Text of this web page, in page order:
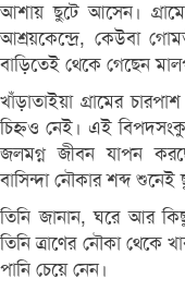
আশায় ছুটে আসেন।
আশ্রয়কেন্দ্রে, কেউবা
বাড়িতেই থেকে গেছেন
খাঁড়াতাইয়া গ্রামের
চিহ্নও নেই। এই
জলমগ্ন জীবন যাপন
বাসিন্দা নৌকার শব্দ
তিনি জানান, ঘরে আর
তিনি ত্রাণের নৌকা থেকে
পানি চেয়ে নেন।